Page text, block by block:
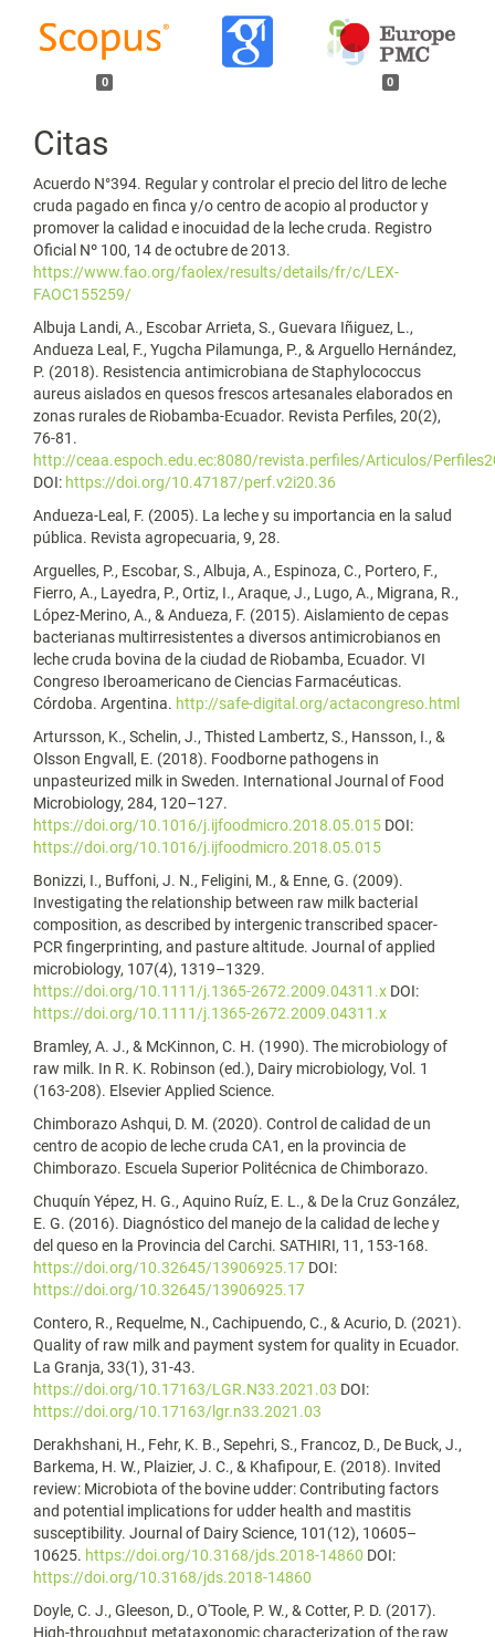
0 0
Citas
Acuerdo N°394. Regular y controlar el precio del litro de leche
cruda pagado en finca y/o centro de acopio al productor y
promover la calidad e inocuidad de la leche cruda. Registro
Oficial Nº 100, 14 de octubre de 2013.
https://www.fao.org/faolex/results/details/fr/c/LEX-
FAOC155259/
Albuja Landi, A., Escobar Arrieta, S., Guevara Iñiguez, L.,
Andueza Leal, F., Yugcha Pilamunga, P., & Arguello Hernández,
P. (2018). Resistencia antimicrobiana de Staphylococcus
aureus aislados en quesos frescos artesanales elaborados en
zonas rurales de Riobamba-Ecuador. Revista Perfiles, 20(2),
76-81.
http://ceaa.espoch.edu.ec:8080/revista.perfiles/Articulos/
DOI: https://doi.org/10.47187/perf.v2i20.36
Andueza-Leal, F. (2005). La leche y su importancia en la salud
pública. Revista agropecuaria, 9, 28.
Arguelles, P., Escobar, S., Albuja, A., Espinoza, C., Portero, F.,
Fierro, A., Layedra, P., Ortiz, I., Araque, J., Lugo, A., Migrana, R.,
López-Merino, A., & Andueza, F. (2015). Aislamiento de cepas
bacterianas multirresistentes a diversos antimicrobianos en
leche cruda bovina de la ciudad de Riobamba, Ecuador. VI
Congreso Iberoamericano de Ciencias Farmacéuticas.
Córdoba. Argentina. http://safe-digital.org/actacongreso.html
Artursson, K., Schelin, J., Thisted Lambertz, S., Hansson, I., &
Olsson Engvall, E. (2018). Foodborne pathogens in
unpasteurized milk in Sweden. International Journal of Food
Microbiology, 284, 120–127.
https://doi.org/10.1016/j.ijfoodmicro.2018.05.015 DOI:
https://doi.org/10.1016/j.ijfoodmicro.2018.05.015
Bonizzi, I., Buffoni, J. N., Feligini, M., & Enne, G. (2009).
Investigating the relationship between raw milk bacterial
composition, as described by intergenic transcribed spacer-
PCR fingerprinting, and pasture altitude. Journal of applied
microbiology, 107(4), 1319–1329.
https://doi.org/10.1111/j.1365-2672.2009.04311.x DOI:
https://doi.org/10.1111/j.1365-2672.2009.04311.x
Bramley, A. J., & McKinnon, C. H. (1990). The microbiology of
raw milk. In R. K. Robinson (ed.), Dairy microbiology, Vol. 1
(163-208). Elsevier Applied Science.
Chimborazo Ashqui, D. M. (2020). Control de calidad de un
centro de acopio de leche cruda CA1, en la provincia de
Chimborazo. Escuela Superior Politécnica de Chimborazo.
Chuquín Yépez, H. G., Aquino Ruíz, E. L., & De la Cruz González,
E. G. (2016). Diagnóstico del manejo de la calidad de leche y
del queso en la Provincia del Carchi. SATHIRI, 11, 153-168.
https://doi.org/10.32645/13906925.17 DOI:
https://doi.org/10.32645/13906925.17
Contero, R., Requelme, N., Cachipuendo, C., & Acurio, D. (2021).
Quality of raw milk and payment system for quality in Ecuador.
La Granja, 33(1), 31-43.
https://doi.org/10.17163/LGR.N33.2021.03 DOI:
https://doi.org/10.17163/lgr.n33.2021.03
Derakhshani, H., Fehr, K. B., Sepehri, S., Francoz, D., De Buck, J.,
Barkema, H. W., Plaizier, J. C., & Khafipour, E. (2018). Invited
review: Microbiota of the bovine udder: Contributing factors
and potential implications for udder health and mastitis
susceptibility. Journal of Dairy Science, 101(12), 10605–
10625. https://doi.org/10.3168/jds.2018-14860 DOI:
https://doi.org/10.3168/jds.2018-14860
Doyle, C. J., Gleeson, D., O'Toole, P. W., & Cotter, P. D. (2017).
High-throughput metataxonomic characterization of the raw